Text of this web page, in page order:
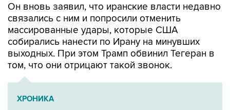
Он вновь заявил, что иранские власти недавно
связались с ним и попросили отменить
массированные удары, которые США
собирались нанести по Ирану на минувших
выходных. При этом Трамп обвинил Тегеран в
том, что они отрицают такой звонок.
ХРОНИКА